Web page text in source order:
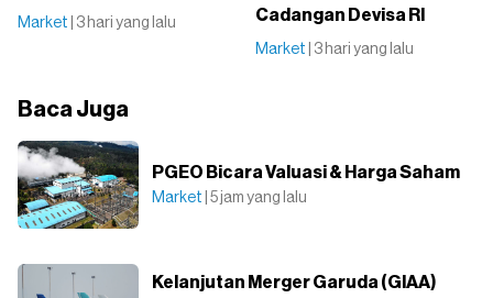
Market | 3 hari yang lalu
Cadangan Devisa RI
Market | 3 hari yang lalu
Baca Juga
PGEO Bicara Valuasi & Harga Saham
Market | 5 jam yang lalu
Kelanjutan Merger Garuda (GIAA)